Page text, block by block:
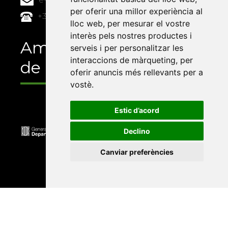
per oferir una millor experiència al
lloc web, per mesurar el vostre
interès pels nostres productes i
serveis i per personalitzar les
interaccions de màrqueting, per
oferir anuncis més rellevants per a
vostè.
Estic d’acord
Declino
Canviar preferències
+34 964 72 89 93
Amb el suport
de